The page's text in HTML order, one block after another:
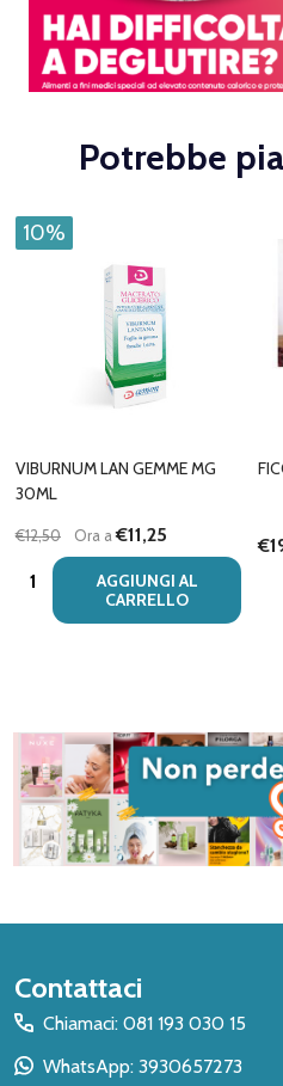
Potrebbe
10%
VIBURNUM LAN GEMME MG
30ML
€12,50 Ora a€11,25
Quantità:
AGGIUNGI AL
CARRELLO
Inizio
del
piè
Contattaci
Chiamaci: 081 193 030 15
WhatsApp: 3930657273